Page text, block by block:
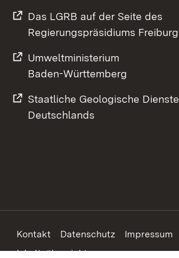
Das LGRB auf der Seite des
Regierungspräsidiums Freiburg
Umweltministerium
Baden-Württemberg
Staatliche Geologische Dienste
Deutschlands
Footer
Kontakt Datenschutz Impressum
Inhaltsübersicht